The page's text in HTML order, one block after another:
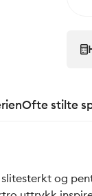
Ofte stilte
og